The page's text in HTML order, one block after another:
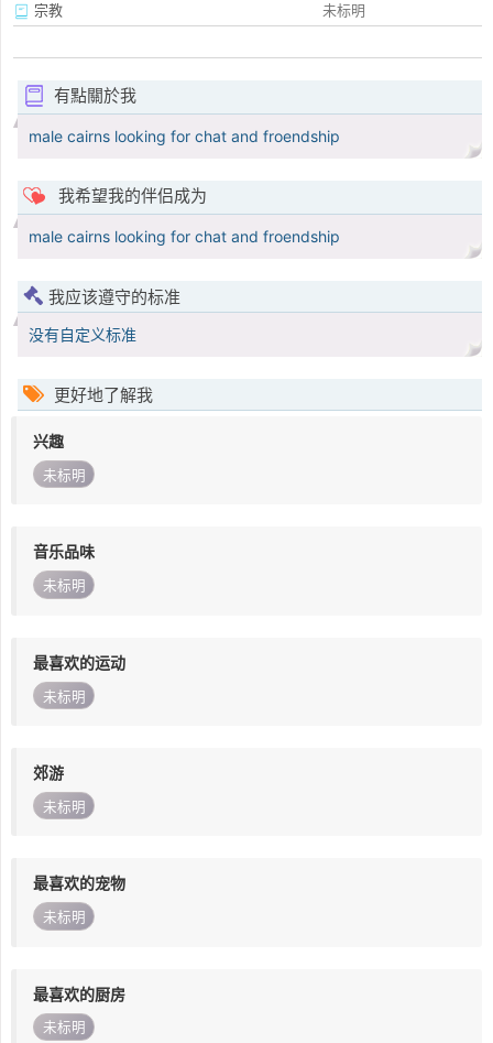
宗教
未标明
有點關於我
male cairns looking for chat and froendship
我希望我的伴侣成为
male cairns looking for chat and froendship
我应该遵守的标准
没有自定义标准
更好地了解我
兴趣
未标明
音乐品味
未标明
最喜欢的运动
未标明
郊游
未标明
最喜欢的宠物
未标明
最喜欢的厨房
未标明